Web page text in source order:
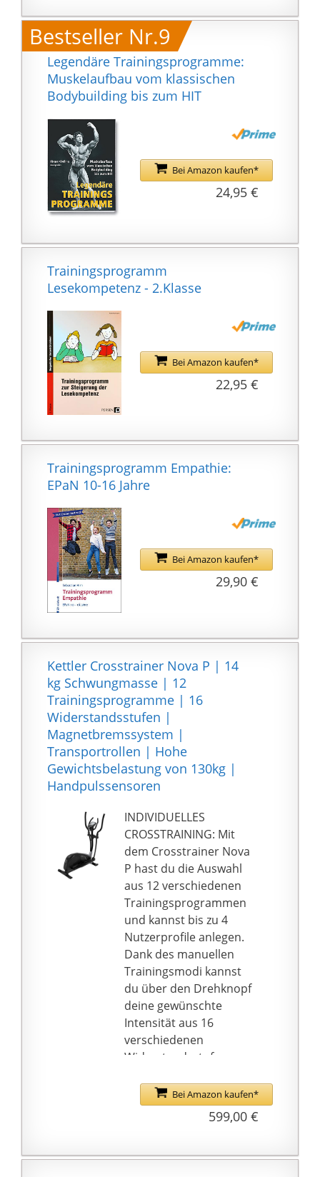
Bestseller Nr.9
Legendäre Trainingsprogramme:
Muskelaufbau vom klassischen
Bodybuilding bis zum HIT
Bei Amazon kaufen*
24,95 €
Trainingsprogramm
Lesekompetenz - 2.Klasse
Bei Amazon kaufen*
22,95 €
Trainingsprogramm Empathie:
EPaN 10-16 Jahre
Bei Amazon kaufen*
29,90 €
Kettler Crosstrainer Nova P | 14
kg Schwungmasse | 12
Trainingsprogramme | 16
Widerstandsstufen |
Magnetbremssystem |
Transportrollen | Hohe
Gewichtsbelastung von 130kg |
Handpulssensoren
INDIVIDUELLES
CROSSTRAINING: Mit
dem Crosstrainer Nova
P hast du die Auswahl
aus 12 verschiedenen
Trainingsprogrammen
und kannst bis zu 4
Nutzerprofile anlegen.
Dank des manuellen
Trainingsmodi kannst
du über den Drehknopf
deine gewünschte
Intensität aus 16
verschiedenen
Widerstandsstufen
Crosstrainer Nova P
verfügt über 14kg
Schwungmasse und ein
Magnetbremssystem.
Bei Amazon kaufen*
599,00 €